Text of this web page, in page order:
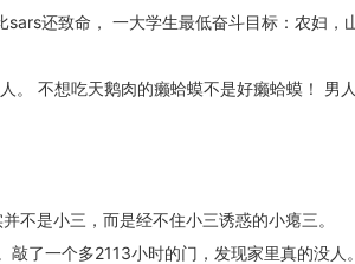
还致命， 一大学生最低奋斗目标：农妇，
。 不想吃天鹅肉的癞蛤蟆不是好癞蛤蟆！ 男
不是小三，而是经不住小三诱惑的小瘪三。
了一个多2113小时的门，发现家里真的没人。